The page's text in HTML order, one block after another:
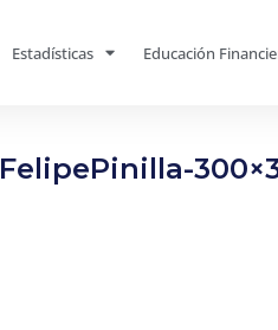
Estadísticas Educación
FelipePinilla-